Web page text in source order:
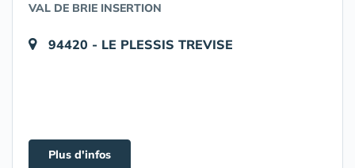
VAL DE BRIE INSERTION
94420 - LE PLESSIS TREVISE
Plus d'infos